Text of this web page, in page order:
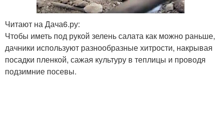
Читают на Дача6.ру:
Чтобы иметь под рукой зелень салата как можно раньше,
дачники используют разнообразные хитрости, накрывая
посадки пленкой, сажая культуру в теплицы и проводя
подзимние посевы.